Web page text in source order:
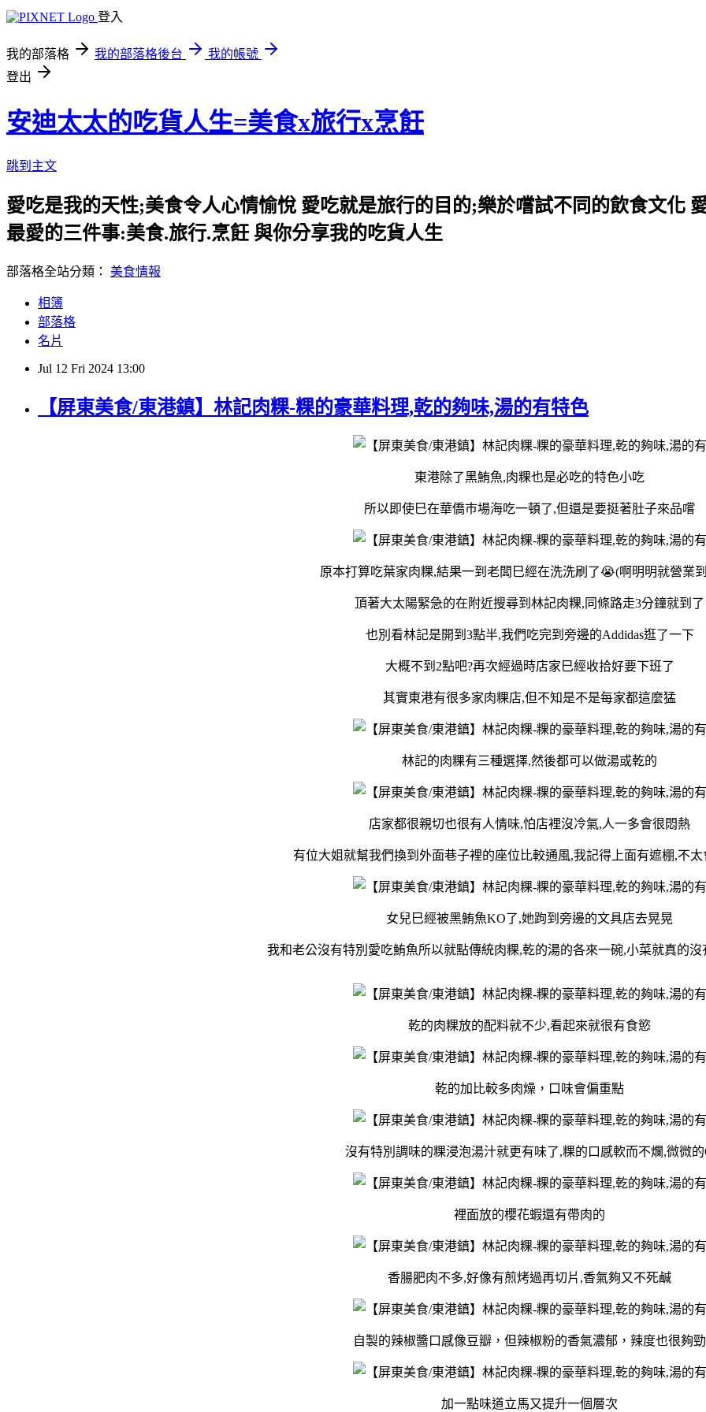
登入
我的部落格 我的部落格後台
我的帳號
登出
安迪太太的吃貨人生=美食x旅行x烹飪
跳到主文
愛吃是我的天性;美食令人心情愉悅 愛吃就是旅行的目的;樂於嚐試不同的飲食文化
最愛的三件事:美食.旅行.烹飪 與你分享我的吃貨人生
部落格全站分類： 美食情報
相簿
部落格
名片
Jul 12 Fri 2024 13:00
【屏東美食/東港鎮】林記肉粿-粿的豪華料理,乾的夠味,湯的有特色
東港除了黑鮪魚,肉粿也是必吃的特色小吃
所以即使巳在華僑巿場海吃一頓了,但還是要挺著肚子來品嚐
原本打算吃葉家肉粿,結果一到老闆巳經在洗洗刷了😭(啊明明就營業
頂著大太陽緊急的在附近搜尋到林記肉粿,同條路走3分鐘就到了
也別看林記是開到3點半,我們吃完到旁邊的Addidas逛了一下
大概不到2點吧?再次經過時店家巳經收拾好要下班了
其實東港有很多家肉粿店,但不知是不是每家都這麼猛
林記的肉粿有三種選擇,然後都可以做湯或乾的
店家都很親切也很有人情味,怕店裡沒冷氣,人一多會很悶熱
有位大姐就幫我們換到外面巷子裡的座位比較通風,我記得上面有遮棚,不
女兒巳經被黑鮪魚KO了,她跔到旁邊的文具店去晃晃
我和老公沒有特別愛吃鮪魚所以就點傳統肉粿,乾的湯的各來一碗,小菜就真的
乾的肉粿放的配料就不少,看起來就很有食慾
乾的加比較多肉燥，口味會偏重點
沒有特別調味的粿浸泡湯汁就更有味了,粿的口感軟而不爛,微微
裡面放的櫻花蝦還有帶肉的
香腸肥肉不多,好像有煎烤過再切片,香氣夠又不死鹹
自製的辣椒醬口感像豆瓣，但辣椒粉的香氣濃郁，辣度也很夠勁
加一點味道立馬又提升一個層次